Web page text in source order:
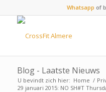
Whatsapp of
Blog - Laatste Nieuws
U bevindt zich hier: Home /
29 januari 2015: NO SH#T